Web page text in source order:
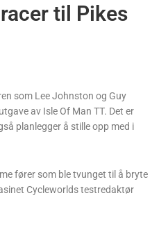
til Pikes
som Lee Johnston og Guy
av Isle Of Man TT. Det er
planlegger å stille opp med i
fører som ble tvunget til å bryte
Cycleworlds testredaktør